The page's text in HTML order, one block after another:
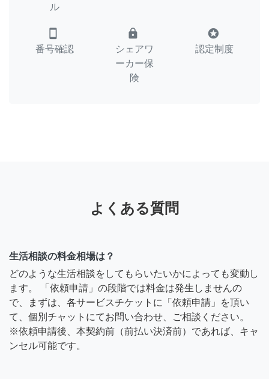
ル
smartphone
番号確認
lock
シェアワ
ーカー保
険
stars
認定制度
よくある質問
生活相談の料金相場は？
どのような生活相談をしてもらいたいかによっても変動し
ます。 「依頼申請」の段階では料金は発生しませんの
で、まずは、各サービスチケットに「依頼申請」を頂い
て、個別チャットにてお問い合わせ、ご相談ください。
※依頼申請後、本契約前（前払い決済前）であれば、キャ
ンセル可能です。